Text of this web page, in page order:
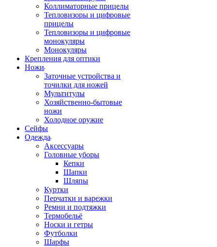
Коллиматорные прицелы
Тепловизоры и цифровые
прицелы
Тепловизоры и цифровые
монокуляры
Монокуляры
Крепления для оптики
Ножи
Заточные устройства и
точилки для ножей
Мультитулы
Хозяйственно-бытовые
ножи
Холодное оружие
Сейфы
Одежда
Аксессуары
Головные уборы
Кепки
Шапки
Шляпы
Куртки
Перчатки и варежки
Ремни и подтяжки
Термобельё
Носки и гетры
Футболки
Шарфы